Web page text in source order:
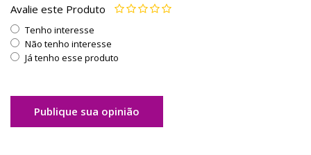
Avalie este Produto
Tenho interesse
Não tenho interesse
Já tenho esse produto
Publique sua opinião